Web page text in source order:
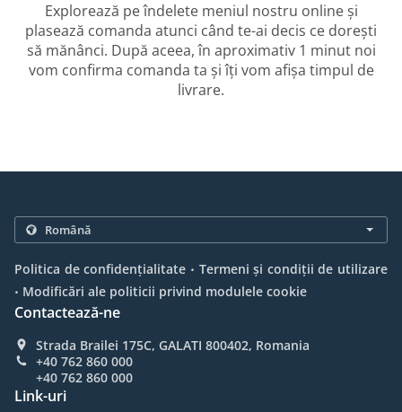
Explorează pe îndelete meniul nostru online și
plasează comanda atunci când te-ai decis ce dorești
să mănânci. După aceea, în aproximativ 1 minut noi
vom confirma comanda ta și îți vom afișa timpul de
livrare.
Politica de confidențialitate . Termeni și condiții de utilizare
. Modificări ale politicii privind modulele cookie
Contactează-ne
Strada Brailei 175C, GALATI 800402, Romania
+40 762 860 000
+40 762 860 000
Link-uri